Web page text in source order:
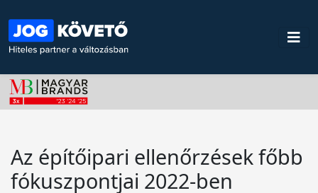
Az építőipari ellenőrzések főbb
fókuszpontjai 2022-ben